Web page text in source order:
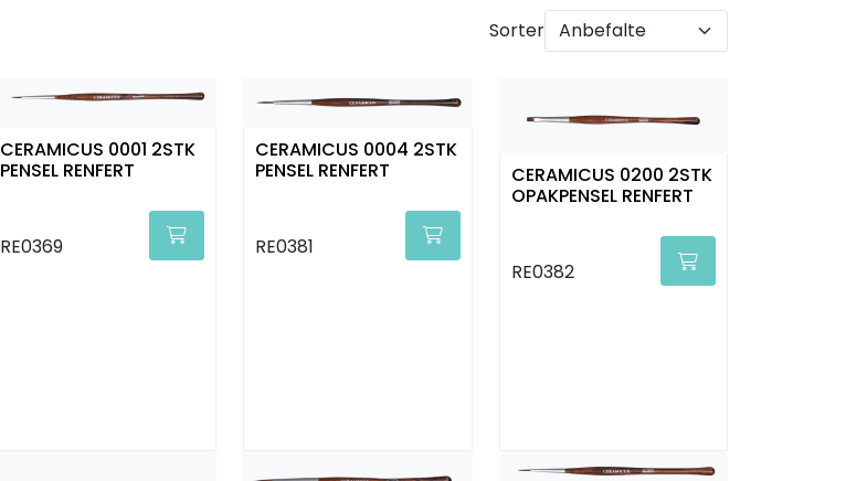
Sorter
CERAMICUS 0001 2STK
PENSEL RENFERT
RE0369
CERAMICUS 0004 2STK
PENSEL RENFERT
RE0381
CERAMICUS 0200 2STK
OPAKPENSEL RENFERT
RE0382